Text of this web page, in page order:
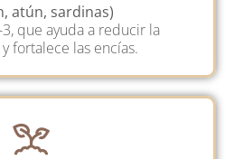
atún, sardinas)
que ayuda a reducir la
fortalece las encías.